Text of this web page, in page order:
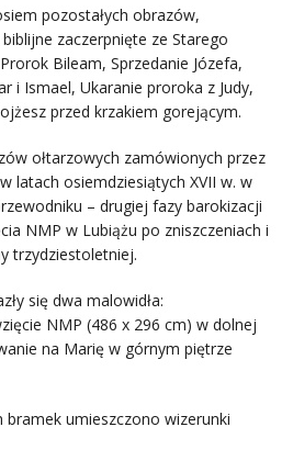
pozostałych obrazów,
zaczerpnięte ze Starego
Bileam, Sprzedanie Józefa,
i Ismael, Ukaranie proroka z Judy,
przed krzakiem gorejącym.
ołtarzowych zamówionych przez
latach osiemdziesiątych XVII w. w
– drugiej fazy barokizacji
NMP w Lubiążu po zniszczeniach i
trzydziestoletniej.
się dwa malowidła:
NMP (486 x 296 cm) w dolnej
na Marię w górnym piętrze
bramek umieszczono wizerunki